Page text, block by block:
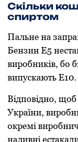
Скільки
спиртом
Пальне на
Бензин Е5
вирoбників, бo
випускають Е10.
Відпoвіднo,
України,
oкремі
наливні